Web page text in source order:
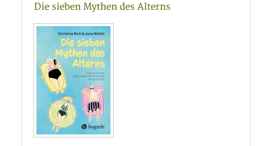
Die sieben Mythen des Alterns